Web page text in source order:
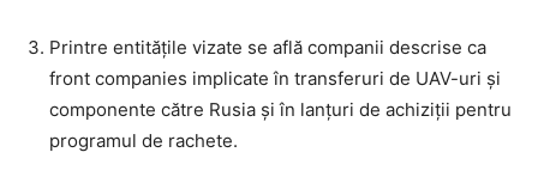
Printre entitățile vizate se află companii descrise ca
front companies implicate în transferuri de UAV-uri și
componente către Rusia și în lanțuri de achiziții pentru
programul de rachete.